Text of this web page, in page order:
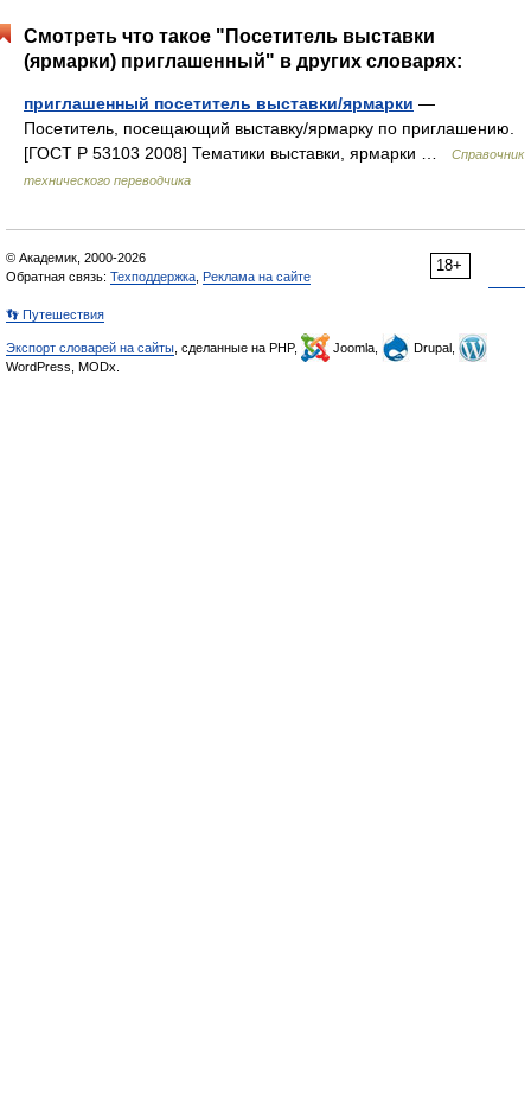
Смотреть что такое "Посетитель выставки
(ярмарки) приглашенный" в других словарях:
приглашенный посетитель выставки/ярмарки —
Посетитель, посещающий выставку/ярмарку по приглашению.
[ГОСТ Р 53103 2008] Тематики выставки, ярмарки …
Справочник
технического переводчика
18+
© Академик, 2000-2026
Обратная связь: Техподдержка Реклама на сайте
👣 Путешествия
Экспорт словарей на сайты , сделанные на PHP, Joomla,
Drupal,
WordPress, MODx.